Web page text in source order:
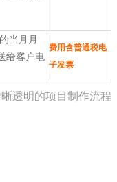
当月月
给客户电
费用含普通税电
子发票
透明的项目制作流程